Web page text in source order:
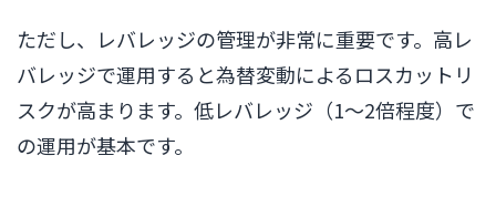
ただし、レバレッジの管理が非常に重要です。高レ
バレッジで運用すると為替変動によるロスカットリ
スクが高まります。低レバレッジ（1〜2倍程度）で
の運用が基本です。